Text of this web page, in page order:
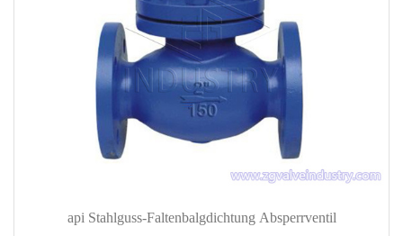
api Stahlguss-Faltenbalgdichtung Absperrventil